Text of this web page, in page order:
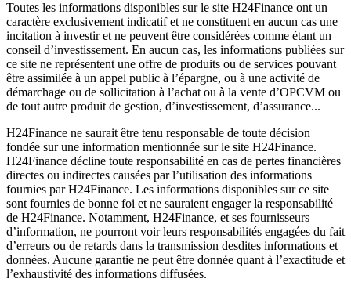
Toutes les informations disponibles sur le site H24Finance ont un
caractère exclusivement indicatif et ne constituent en aucun cas une
incitation à investir et ne peuvent être considérées comme étant un
conseil d’investissement. En aucun cas, les informations publiées sur
ce site ne représentent une offre de produits ou de services pouvant
être assimilée à un appel public à l’épargne, ou à une activité de
démarchage ou de sollicitation à l’achat ou à la vente d’OPCVM ou
de tout autre produit de gestion, d’investissement, d’assurance...
H24Finance ne saurait être tenu responsable de toute décision
fondée sur une information mentionnée sur le site H24Finance.
H24Finance décline toute responsabilité en cas de pertes financières
directes ou indirectes causées par l’utilisation des informations
fournies par H24Finance. Les informations disponibles sur ce site
sont fournies de bonne foi et ne sauraient engager la responsabilité
de H24Finance. Notamment, H24Finance, et ses fournisseurs
d’information, ne pourront voir leurs responsabilités engagées du fait
d’erreurs ou de retards dans la transmission desdites informations et
données. Aucune garantie ne peut être donnée quant à l’exactitude et
l’exhaustivité des informations diffusées.